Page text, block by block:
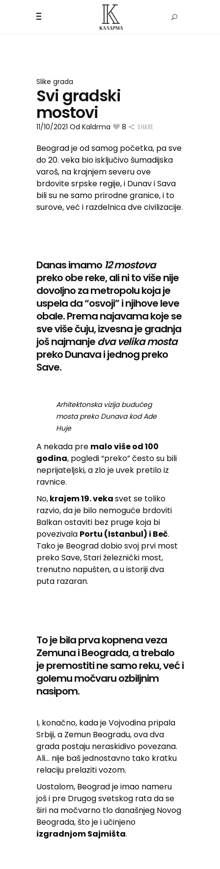
Slike grada
Svi gradski
mostovi
11/10/2021 Od Kaldrma 8 SHARE
Beograd je od samog početka, pa sve
do 20. veka bio isključivo šumadijska
varoš, na krajnjem severu ove
brdovite srpske regije, i Dunav i Sava
bili su ne samo prirodne granice, i to
surove, već i razdelnica dve civilizacije.
Danas imamo 12 mostova
preko obe reke, ali ni to više nije
dovoljno za metropolu koja je
uspela da “osvoji” i njihove leve
obale. Prema najavama koje se
sve više čuju, izvesna je gradnja
još najmanjedva velika mosta
preko Dunava i jednog preko
Save.
Arhitektonska vizija budućeg
mosta preko Dunava kod Ade
Huje
A nekada pre malo više od 100
godina, pogledi “preko” često su bili
neprijateljski, a zlo je uvek pretilo iz
ravnice.
No,krajem 19. vekasvet se toliko
razvio, da je bilo nemoguće brdoviti
Balkan ostaviti bez pruge koja bi
povezivala Portu (Istanbul) i Beč.
Tako je Beograd dobio svoj prvi most
preko Save, Stari železnički most,
trenutno napušten, a u istoriji dva
puta razaran.
To je bila prva kopnena veza
Zemuna i Beograda, a trebalo
je premostiti ne samo reku, već i
golemu močvaru ozbiljnim
nasipom.
I, konačno, kada je Vojvodina pripala
Srbiji, a Zemun Beogradu, ova dva
grada postaju neraskidivo povezana.
Ali… nije baš jednostavno tako kratku
relaciju prelaziti vozom.
Uostalom, Beograd je imao nameru
još i pre Drugog svetskog rata da se
širi na močvarno tlo današnjeg Novog
Beograda, što je i učinjeno
izgradnjom Sajmišta.